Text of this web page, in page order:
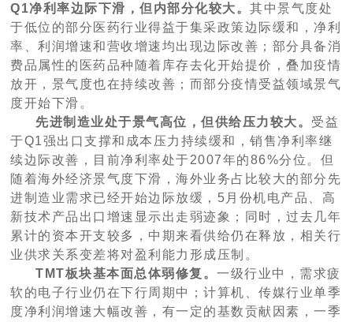
Q1净利率边际下滑，但内部分化较大。其中景气度处
于低位的部分医药行业得益于集采政策边际缓和，净利
率、利润增速和营收增速均出现边际改善；部分具备消
费品属性的医药品种随着库存去化开始提价，叠加疫情
放开，景气度也在持续改善；而部分疫情受益领域景气
度开始下滑。
先进制造业处于景气高位，但供给压力较大。 受益
于Q1强出口支撑和成本压力持续缓和，销售净利率继
续边际改善，目前净利率处于2007年的86%分位。但
随着海外经济景气度下滑，海外业务占比较大的部分先
进制造业需求已经开始边际放缓，5月份机电产品、高
新技术产品出口增速显示出走弱迹象；同时，过去几年
累计的资本开支较多，中期来看供给仍在释放，相关行
业供求关系变差将对盈利能力形成压制。
TMT板块基本面总体弱修复。一级行业中，需求疲
软的电子行业仍在下行周期中；计算机、传媒行业单季
度净利润增速大幅改善，有一定的基数贡献因素，一季